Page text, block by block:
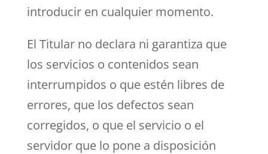
introducir en cualquier momento.
El Titular no declara ni garantiza que
los servicios o contenidos sean
interrumpidos o que estén libres de
errores, que los defectos sean
corregidos, o que el servicio o el
servidor que lo pone a disposición